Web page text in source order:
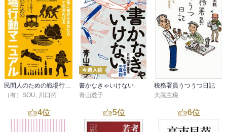
民間人のための戦場行動マニュアル
（有）SOU, 川口拓
今週入荷
書かなきゃいけない
青山透子
税務署員うつうつ日記
大蔵主税
4位 5位 6位